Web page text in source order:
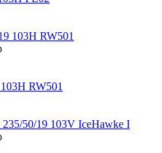
RW501